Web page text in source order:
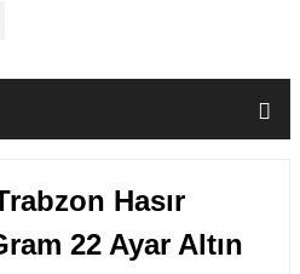
Hasır
22 Ayar Altın